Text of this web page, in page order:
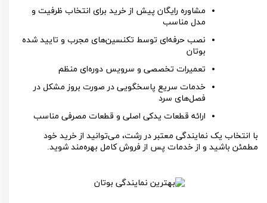
مشاوره رایگان پیش از خرید برای انتخاب ظرفیت و
مدل مناسب
نصب حرفه‌ای توسط تکنسین‌های مجرب و تایید شده
بوتان
تعمیرات تخصصی و سرویس دوره‌ای منظم
خدمات سریع پاسخگویی در صورت بروز مشکل در
فصل‌های سرد
ارائه قطعات یدکی اصلی و قطعات مصرفی مناسب
با انتخاب یک نمایندگی معتبر در رشت، می‌توانید از خرید خود
مطمئن باشید و از خدمات پس از فروش کامل بهره‌مند شوید.